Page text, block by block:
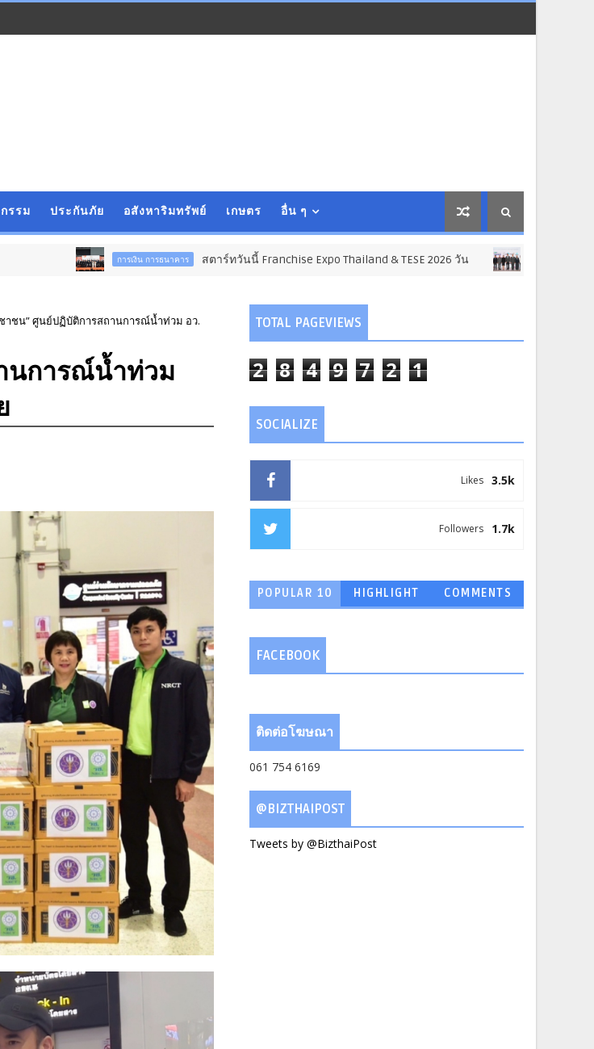
รรม ประกันภัย อสังหาริมทรัพย์ เกษตร อื่น ๆ
การเงิน การธนาคาร สตาร์ทวันนี้ Franchise Expo Thailand & TESE 2026 วัน ธุรกิจ การค้า การลงทุน
ชาชน” ศูนย์ปฏิบัติการสถานการณ์น้ำท่วม อว.
นการณ์น้ำท่วม
TOTAL PAGEVIEWS
2 8 4 9 7 2 1
SOCIALIZE
3.5k
Likes
1.7k
Followers
POPULAR 10 HIGHLIGHT COMMENTS
FACEBOOK
ติดต่อโฆษณา
061 754 6169
@BIZTHAIPOST
Tweets by @BizthaiPost